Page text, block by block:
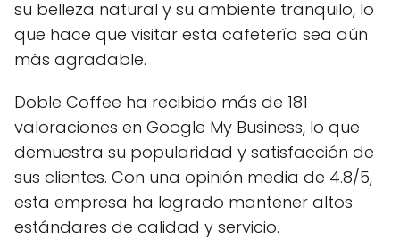
su belleza natural y su ambiente tranquilo, lo
que hace que visitar esta cafetería sea aún
más agradable.
Doble Coffee ha recibido más de 181
valoraciones en Google My Business, lo que
demuestra su popularidad y satisfacción de
sus clientes. Con una opinión media de 4.8/5,
esta empresa ha logrado mantener altos
estándares de calidad y servicio.